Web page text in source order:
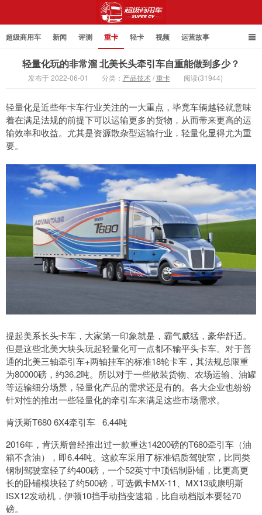
超级商用车 新闻 评测 重卡 轻卡 视频 运营故事
轻量化玩的非常溜 北美长头牵引车自重能做到多少？
发布于 2022-06-01 分类： 产品技术/重卡 阅读(31944)
轻量化是近些年卡车行业关注的一大重点，毕竟车辆越轻就意味
着在满足法规的前提下可以运输更多的货物，从而带来更高的运
输效率和收益。尤其是资源散杂型运输行业，轻量化显得尤为重
要。
提起美系长头卡车，大家第一印象就是，霸气威猛，豪华舒适。
但是这些北美大块头玩起轻量化可一点都不输平头卡车。对于普
通的北美三轴牵引车+两轴挂车的标准18轮卡车，其法规总限重
为80000磅，约36.2吨。所以对于一些散装货物、农场运输、油罐
等运输细分场景，轻量化产品的需求还是有的。各大企业也纷纷
针对性的推出一些轻量化的牵引车来满足这些市场需求。
肯沃斯T680 6X4牵引车 6.44吨
2016年，肯沃斯曾经推出过一款重达14200磅的T680牵引车（油
箱不含油），即6.44吨。这款车采用了标准铝质驾驶室，比同类
钢制驾驶室轻了约400磅，一个52英寸中顶铝制卧铺，比更高更
长的卧铺模块轻了约500磅，可选佩卡MX-11、MX13或康明斯
ISX12发动机，伊顿10挡手动挡变速箱，比自动档版本要轻70
磅。